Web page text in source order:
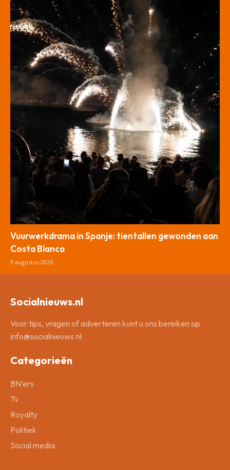
Vuurwerkdrama in Spanje: tientallen gewonden aan
Costa Blanca
9 augustus 2026
Socialnieuws.nl
Voor tips, vragen of adverteren kunt u ons bereiken op
info@socialnieuws.nl
Categorieën
BN’ers
Tv
Royalty
Politiek
Social media